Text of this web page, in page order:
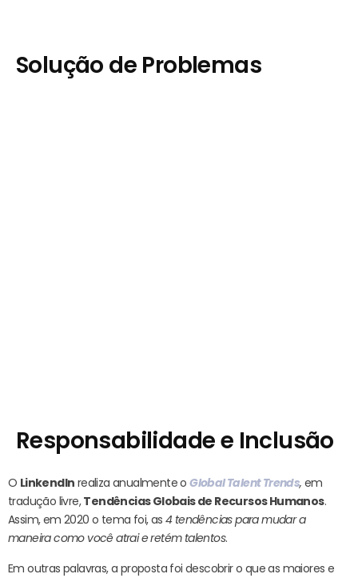
Solução de Problemas
Responsabilidade e Inclusão
O LinkendIn realiza anualmente oGlobal Talent Trends,em
tradução livre,Tendências Globais de Recursos Humanos.
Assim, em 2020 o tema foi, as 4 tendências para mudar a
maneira como você atrai e retém talentos.
Em outras palavras, a proposta foi descobrir o que as maiores e